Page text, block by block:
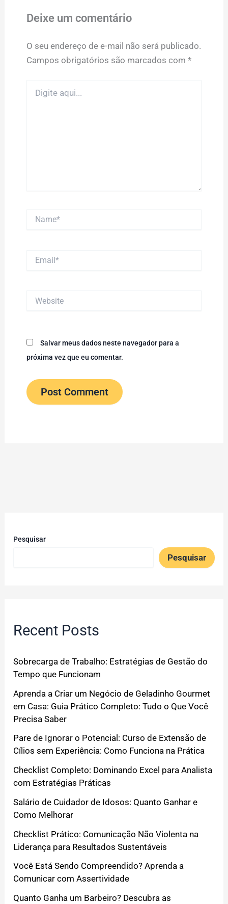
Deixe um comentário
O seu endereço de e-mail não será publicado.
Campos obrigatórios são marcados com *
aqui...
Salvar meus dados neste navegador para a
próxima vez que eu comentar.
Pesquisar
Pesquisar
Recent Posts
Sobrecarga de Trabalho: Estratégias de Gestão do
Tempo que Funcionam
Aprenda a Criar um Negócio de Geladinho Gourmet
em Casa: Guia Prático Completo: Tudo o Que Você
Precisa Saber
Pare de Ignorar o Potencial: Curso de Extensão de
Cílios sem Experiência: Como Funciona na Prática
Checklist Completo: Dominando Excel para Analista
com Estratégias Práticas
Salário de Cuidador de Idosos: Quanto Ganhar e
Como Melhorar
Checklist Prático: Comunicação Não Violenta na
Liderança para Resultados Sustentáveis
Você Está Sendo Compreendido? Aprenda a
Comunicar com Assertividade
Quanto Ganha um Barbeiro? Descubra as